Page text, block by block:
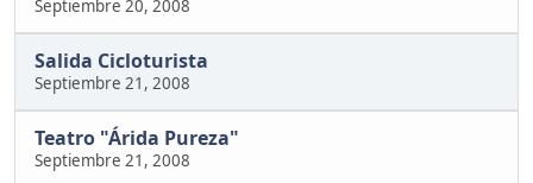
Septiembre 20, 2008
Salida Cicloturista
Septiembre 21, 2008
Teatro "Árida Pureza"
Septiembre 21, 2008